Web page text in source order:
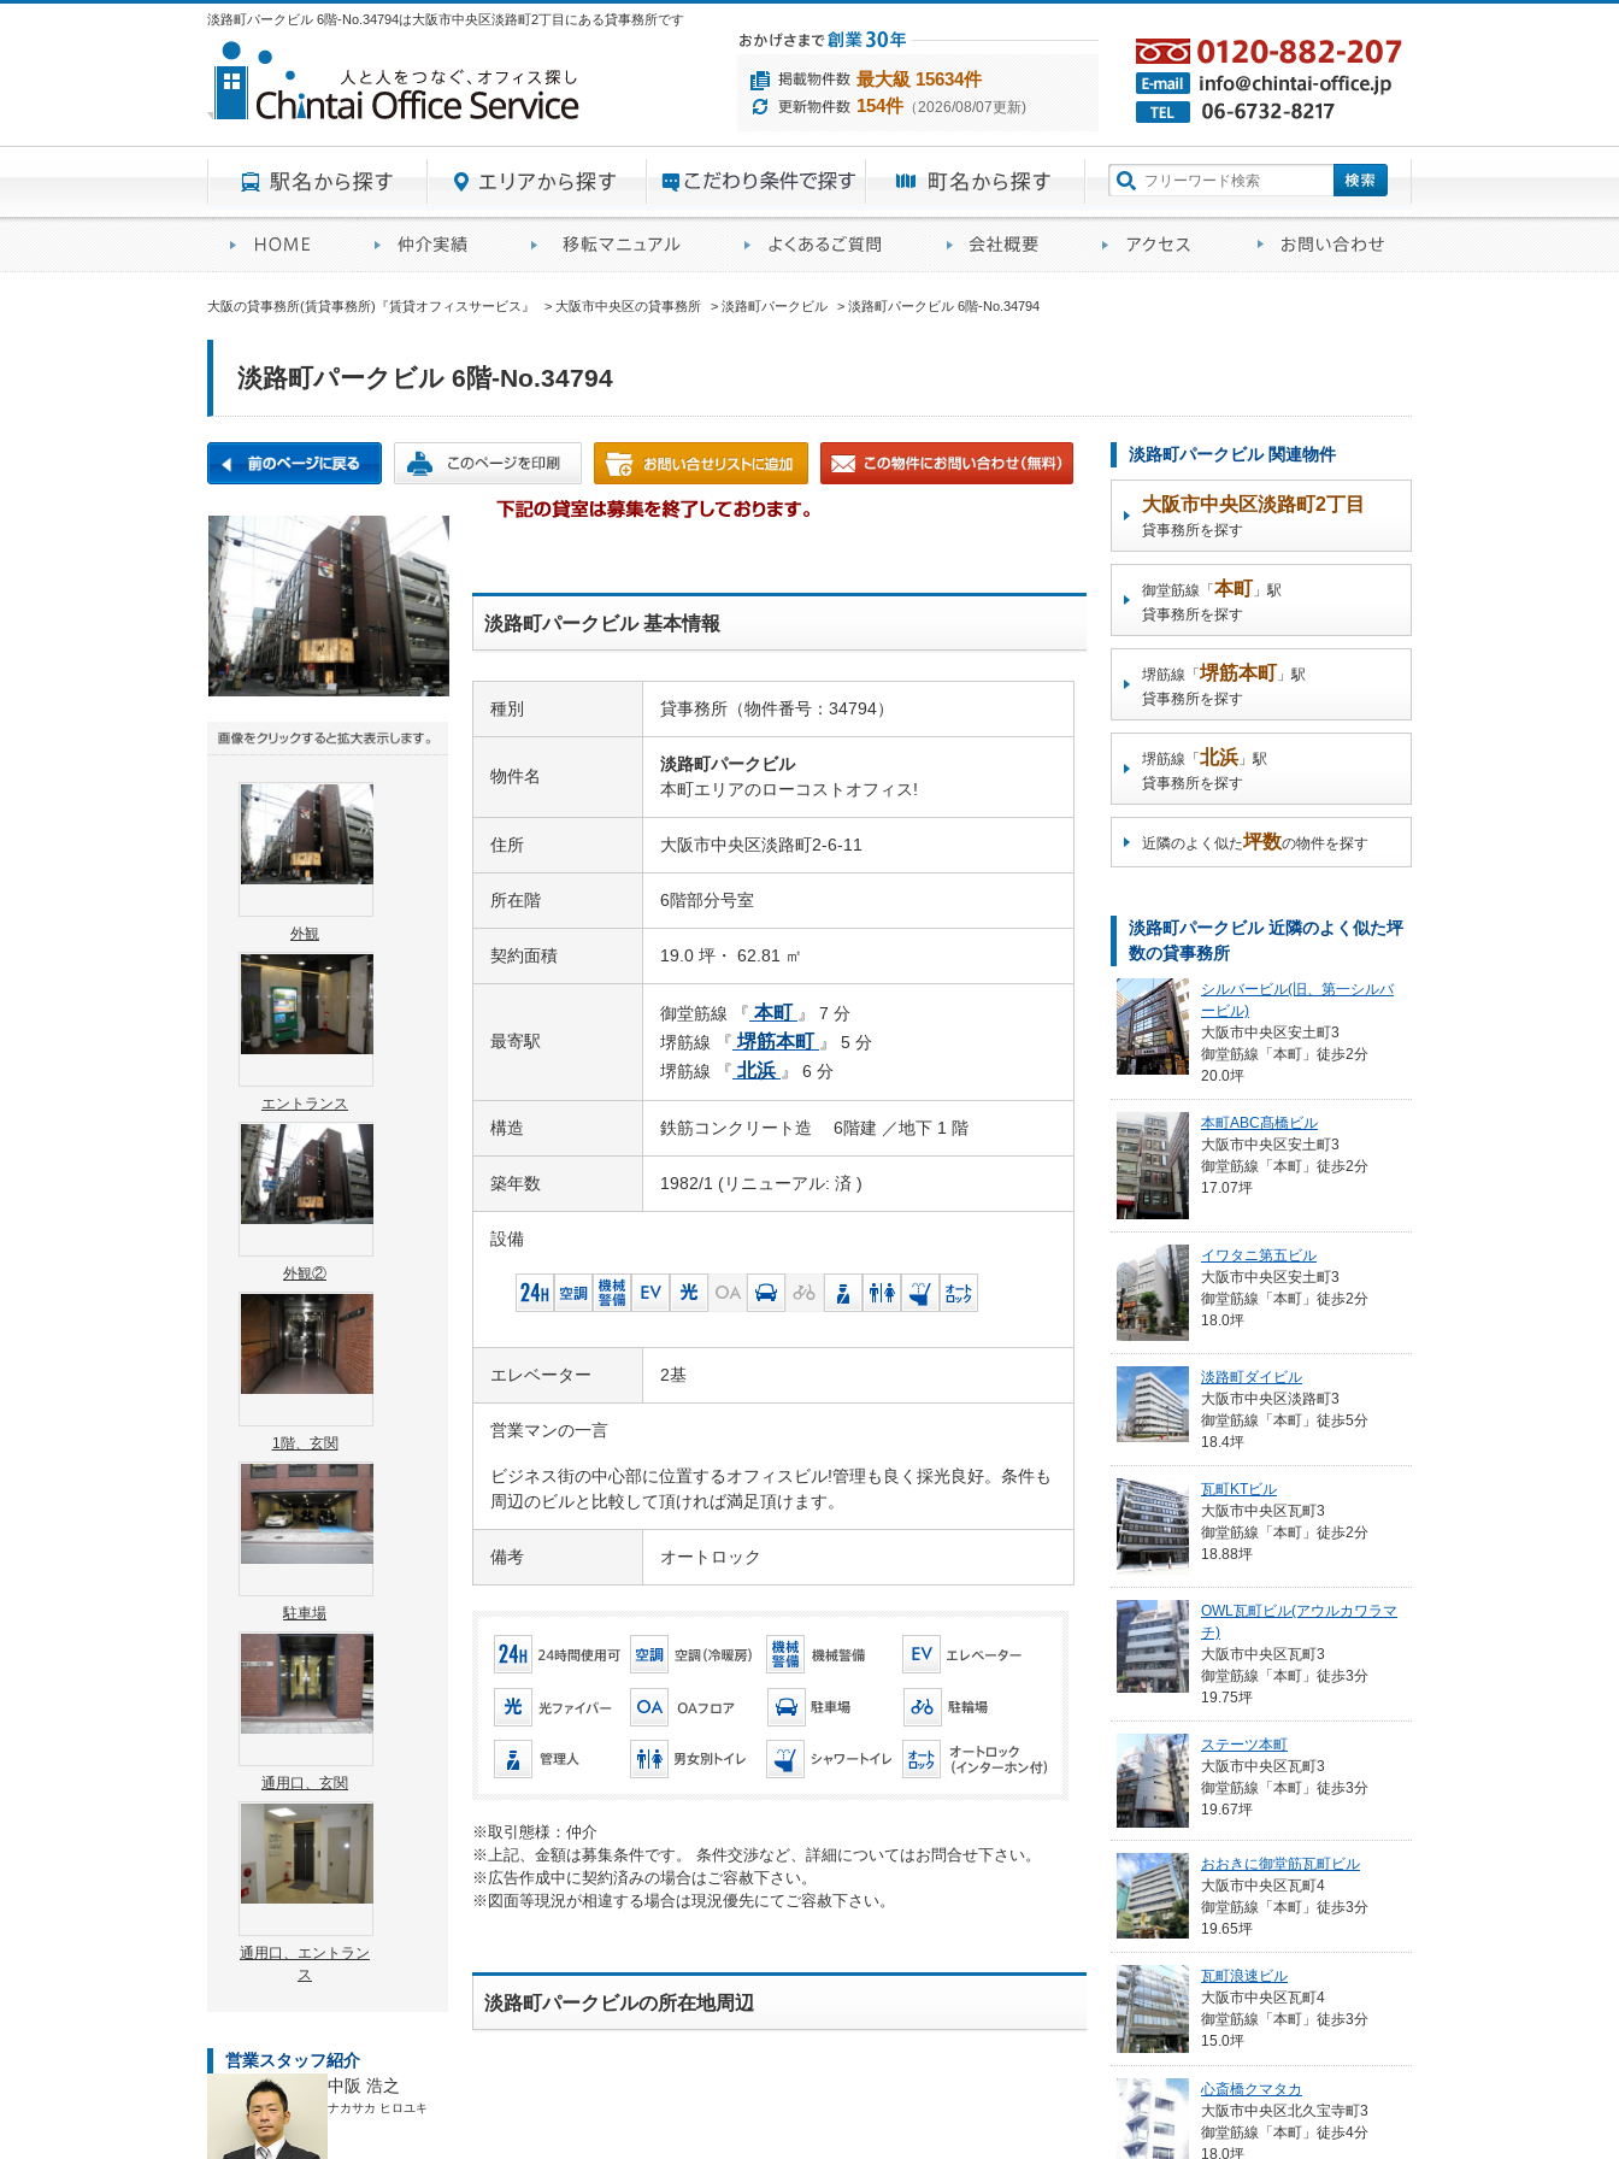
淡路町パークビル 6階-No.34794は大阪市中央区淡路町2丁目にある貸事務所です
最大級 15634件
154件（2026/08/07更新)
大阪の貸事務所(賃貸事務所)『賃貸オフィスサービス』 大阪市中央区の貸事務所 淡路町パークビル 淡路町パークビル 6階-No.34794
淡路町パークビル 6階-No.34794
外観
エントランス
外観②
1階、玄関
駐車場
通用口、玄関
通用口、エントラン
ス
営業スタッフ紹介
中阪 浩之
ナカサカ ヒロユキ
淡路町パークビル 基本情報
種別 貸事務所（物件番号：34794）
物件名
淡路町パークビル
本町エリアのローコストオフィス!
住所 大阪市中央区淡路町2-6-11
所在階 6階部分号室
契約面積 19.0 坪・ 62.81 ㎡
最寄駅
御堂筋線 『 本町 』 7 分
堺筋線 『 堺筋本町 』 5 分
堺筋線 『 北浜 』 6 分
構造 鉄筋コンクリート造 6階建 ／地下 1 階
築年数 1982/1 (リニューアル: 済 )
設備
エレベーター 2基
営業マンの一言
ビジネス街の中心部に位置するオフィスビル!管理も良く採光良好。条件も
周辺のビルと比較して頂ければ満足頂けます。
備考 オートロック
※取引態様：仲介
※上記、金額は募集条件です。 条件交渉など、詳細についてはお問合せ下さい。
※広告作成中に契約済みの場合はご容赦下さい。
※図面等現況が相違する場合は現況優先にてご容赦下さい。
淡路町パークビルの所在地周辺
淡路町パークビル 関連物件
大阪市中央区淡路町2丁目
貸事務所を探す
御堂筋線「 本町 」駅
貸事務所を探す
堺筋線「 堺筋本町 」駅
貸事務所を探す
堺筋線「 北浜」駅
貸事務所を探す
近隣のよく似た坪数の物件を探す
淡路町パークビル 近隣のよく似た坪
数の貸事務所
シルバービル(旧、第一シルバ
ービル)
大阪市中央区安土町3
御堂筋線「本町」徒歩2分
20.0坪
本町ABC髙橋ビル
大阪市中央区安土町3
御堂筋線「本町」徒歩2分
17.07坪
イワタニ第五ビル
大阪市中央区安土町3
御堂筋線「本町」徒歩2分
18.0坪
淡路町ダイビル
大阪市中央区淡路町3
御堂筋線「本町」徒歩5分
18.4坪
瓦町KTビル
大阪市中央区瓦町3
御堂筋線「本町」徒歩2分
18.88坪
OWL瓦町ビル(アウルカワラマ
チ)
大阪市中央区瓦町3
御堂筋線「本町」徒歩3分
19.75坪
ステーツ本町
大阪市中央区瓦町3
御堂筋線「本町」徒歩3分
19.67坪
おおきに御堂筋瓦町ビル
大阪市中央区瓦町4
御堂筋線「本町」徒歩3分
19.65坪
瓦町浪速ビル
大阪市中央区瓦町4
御堂筋線「本町」徒歩3分
15.0坪
心斎橋クマタカ
大阪市中央区北久宝寺町3
御堂筋線「本町」徒歩4分
18.0坪